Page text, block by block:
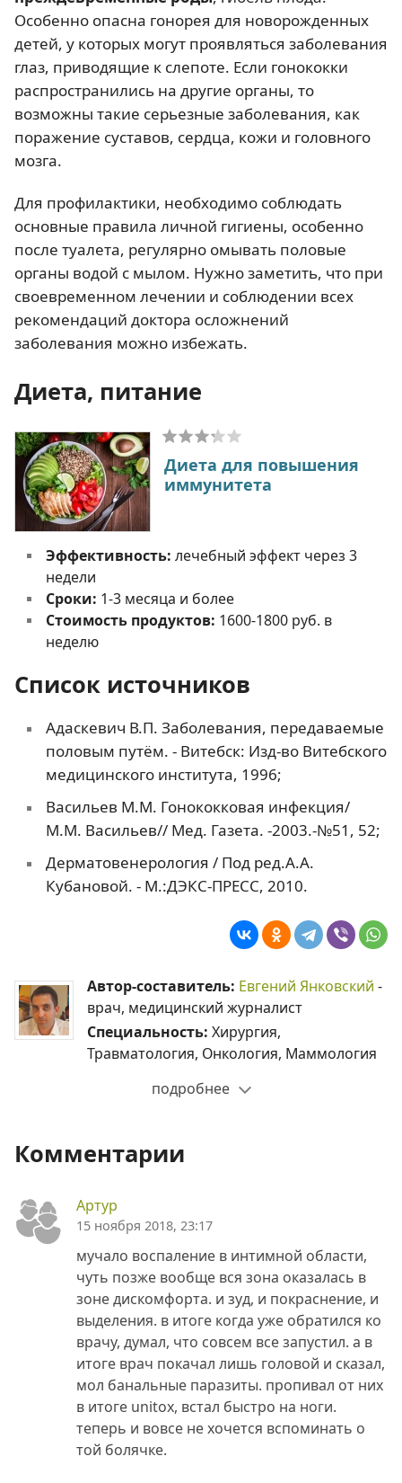
Особенно опасна гонорея для новорожденных
детей, у которых могут проявляться заболевания
глаз, приводящие к слепоте. Если гонококки
распространились на другие органы, то
возможны такие серьезные заболевания, как
поражение суставов, сердца, кожи и головного
мозга.
Для профилактики, необходимо соблюдать
основные правила личной гигиены, особенно
после туалета, регулярно омывать половые
органы водой с мылом. Нужно заметить, что при
своевременном лечении и соблюдении всех
рекомендаций доктора осложнений
заболевания можно избежать.
Диета, питание
Диета для повышения
иммунитета
Эффективность: лечебный эффект через 3
недели
Сроки: 1-3 месяца и более
Стоимость продуктов: 1600-1800 руб. в
неделю
Список источников
Адаскевич В.П. Заболевания, передаваемые
половым путём. - Витебск: Изд-во Витебского
медицинского института, 1996;
Васильев М.М. Гонококковая инфекция/
М.М. Васильев// Мед. Газета. -2003.-№51, 52;
Дерматовенерология / Под ред.А.А.
Кубановой. - М.:ДЭКС-ПРЕСС, 2010.
Автор-составитель: Евгений Янковский -
врач, медицинский журналист
Специальность: Хирургия,
Травматология, Онкология, Маммология
подробнее
Комментарии
Артур
15 ноября 2018, 23:17
мучало воспаление в интимной области,
чуть позже вообще вся зона оказалась в
зоне дискомфорта. и зуд, и покраснение, и
выделения. в итоге когда уже обратился ко
врачу, думал, что совсем все запустил. а в
итоге врач покачал лишь головой и сказал,
мол банальные паразиты. пропивал от них
в итоге unitox, встал быстро на ноги.
теперь и вовсе не хочется вспоминать о
той болячке.